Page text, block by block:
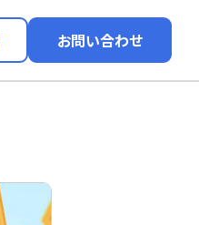
お問い合わせ